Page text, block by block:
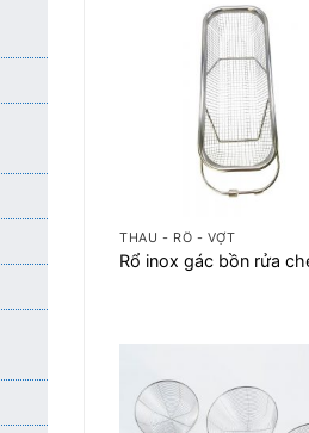
THAU - RỔ - VỢT
Rổ inox gác bồn rửa